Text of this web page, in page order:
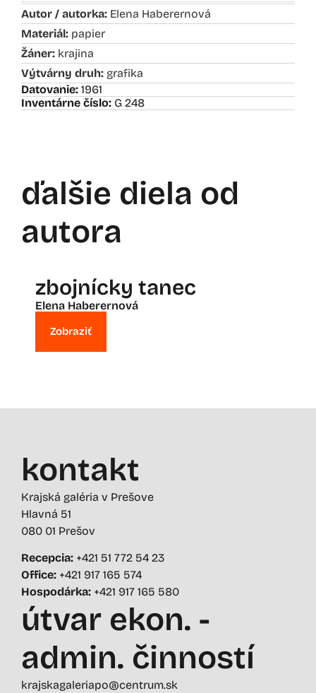
Autor / autorka: Elena Haberernová
Materiál: papier
Žáner: krajina
Výtvárny druh: grafika
Datovanie: 1961
Inventárne číslo: G 248
ďalšie diela od
autora
zbojnícky tanec
Elena Haberernová
Zobraziť
kontakt
Krajská galéria v Prešove
Hlavná 51
080 01 Prešov
Recepcia: +421 51 772 54 23
Office: +421 917 165 574
Hospodárka: +421 917 165 580
útvar ekon. -
admin. činností
krajskagaleriapo@centrum.sk